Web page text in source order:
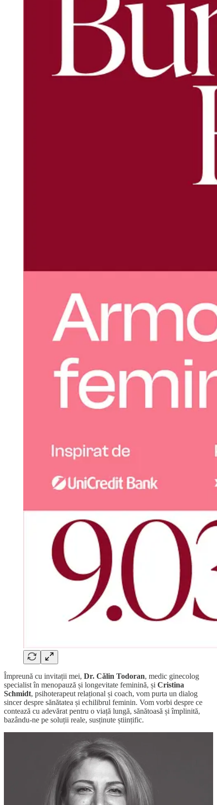
Împreună cu invitații mei, Dr. Călin Todoran, medic ginecolog
specialist în menopauză și longevitate feminină, și Cristina
Schmidt, psihoterapeut relațional și coach, vom purta un dialog
sincer despre sănătatea și echilibrul feminin. Vom vorbi despre ce
contează cu adevărat pentru o viață lungă, sănătoasă și împlinită,
bazându-ne pe soluții reale, susținute științific.